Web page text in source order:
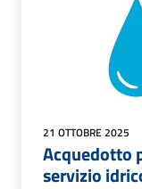
21 OTTOBRE 2025
Acquedotto
servizio